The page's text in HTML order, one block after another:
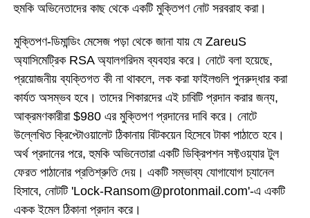
হুমকি অভিনেতাদের কাছ থেকে একটি মুক্তিপণ নোট সরবরাহ করা।
মুক্তিপণ-ডিমান্ডিং মেসেজ পড়া থেকে জানা যায় যে ZareuS
অ্যাসিমেট্রিক RSA অ্যালগরিদম ব্যবহার করে। নোটে বলা হয়েছে,
প্রয়োজনীয় ব্যক্তিগত কী না থাকলে, লক করা ফাইলগুলি পুনরুদ্ধার করা
কার্যত অসম্ভব হবে। তাদের শিকারদের এই চাবিটি প্রদান করার জন্য,
আক্রমণকারীরা $980 এর মুক্তিপণ প্রদানের দাবি করে। নোটে
উল্লেখিত ক্রিপ্টোওয়ালেট ঠিকানায় বিটকয়েন হিসেবে টাকা পাঠাতে হবে।
অর্থ প্রদানের পরে, হুমকি অভিনেতারা একটি ডিক্রিপশন সফ্টওয়্যার টুল
ফেরত পাঠানোর প্রতিশ্রুতি দেয়। একটি সম্ভাব্য যোগাযোগ চ্যানেল
হিসাবে, নোটটি 'Lock-Ransom@protonmail.com'-এ একটি
একক ইমেল ঠিকানা প্রদান করে।